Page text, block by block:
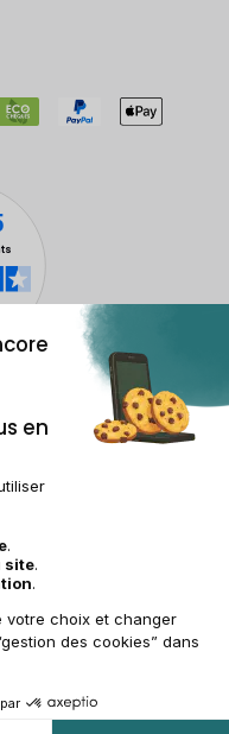
personnelles
site